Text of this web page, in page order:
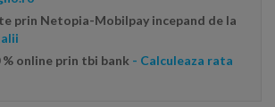
prin Netopia-Mobilpay incepand de la
online prin tbi bank - Calculeaza rata